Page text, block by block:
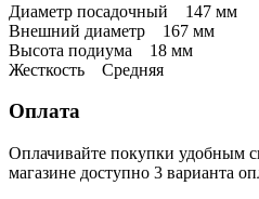
Диаметр посадочный 147 мм
Внешний диаметр 167 мм
Высота подиума 18 мм
Жесткость Средняя
Оплата
Оплачивайте покупки удобным
магазине доступно 3 варианта